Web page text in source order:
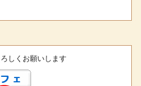
しくお願いします